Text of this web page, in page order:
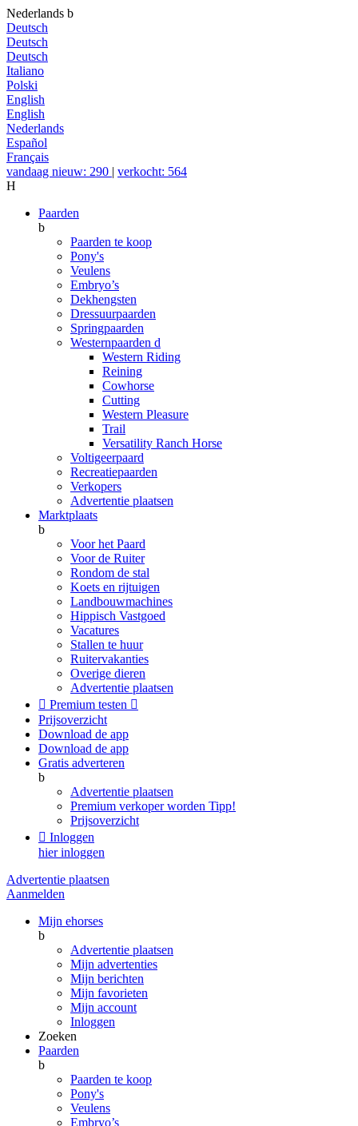
Nederlands b
Deutsch
Deutsch
Deutsch
Italiano
Polski
English
English
Nederlands
Español
Français
vandaag nieuw: 290 | verkocht: 564
H
Paarden
b
Paarden te koop
Pony's
Veulens
Embryo’s
Dekhengsten
Dressuurpaarden
Springpaarden
Westernpaarden d
Western Riding
Reining
Cowhorse
Cutting
Western Pleasure
Trail
Versatility Ranch Horse
Voltigeerpaard
Recreatiepaarden
Verkopers
Advertentie plaatsen
Marktplaats
b
Voor het Paard
Voor de Ruiter
Rondom de stal
Koets en rijtuigen
Landbouwmachines
Hippisch Vastgoed
Vacatures
Stallen te huur
Ruitervakanties
Overige dieren
Advertentie plaatsen
 Premium testen 
Prijsoverzicht
Download de app
Download de app
Gratis adverteren
b
Advertentie plaatsen
Premium verkoper worden Tipp!
Prijsoverzicht
 Inloggen
hier inloggen
Advertentie plaatsen
Aanmelden
Mijn ehorses
b
Advertentie plaatsen
Mijn advertenties
Mijn berichten
Mijn favorieten
Mijn account
Inloggen
Zoeken
Paarden
b
Paarden te koop
Pony's
Veulens
Embryo’s